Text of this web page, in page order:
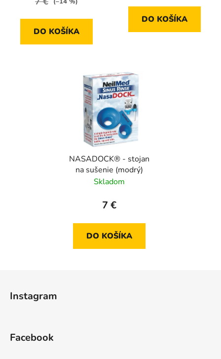
DO KOŠÍKA
DO KOŠÍKA
NASADOCK® - stojan
na sušenie (modrý)
Skladom
7 €
DO KOŠÍKA
Instagram
Facebook